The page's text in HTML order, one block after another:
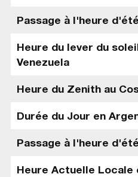
Passage à l'heure
Heure du lever du
Venezuela
Heure du Zenith au
Durée du Jour en
Passage à l'heure
Heure Actuelle Locale